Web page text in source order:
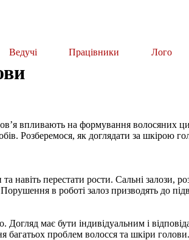
Ведучі Працівники Лого
впливають на формування волосяних
Розберемося, як доглядати за шкірою
перестати рости. Сальні залози,
в роботі залоз призводять до
має бути індивідуальним і
багатьох проблем волосся та шкіри